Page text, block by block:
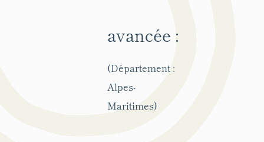
avancée :
(Département :
Alpes-
Maritimes)